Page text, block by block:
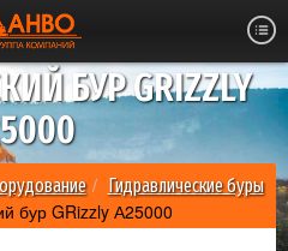
БУР GRIZZLY
Гидравлические буры
бур GRizzly А25000